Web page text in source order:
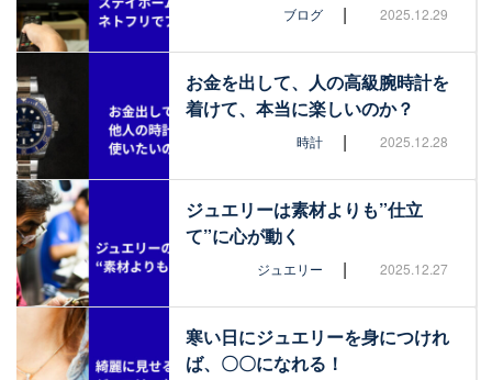
ブログ | 2025.12.29
お金を出して、人の高級腕時計を
着けて、本当に楽しいのか？
時計 | 2025.12.28
ジュエリーは素材よりも”仕立
て”に心が動く
ジュエリー | 2025.12.27
寒い日にジュエリーを身につけれ
ば、〇〇になれる！